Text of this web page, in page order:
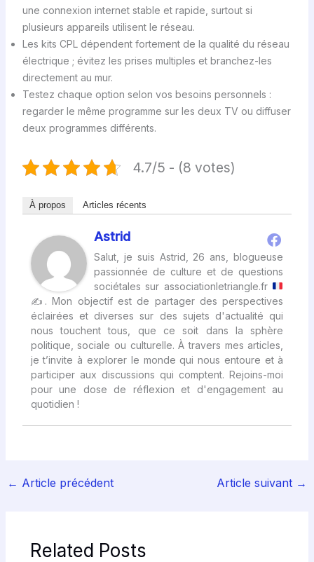
une connexion internet stable et rapide, surtout si
plusieurs appareils utilisent le réseau.
Les kits CPL dépendent fortement de la qualité du réseau
électrique ; évitez les prises multiples et branchez-les
directement au mur.
Testez chaque option selon vos besoins personnels :
regarder le même programme sur les deux TV ou diffuser
deux programmes différents.
4.7/5 - (8 votes)
À propos Articles récents
Astrid
Salut, je suis Astrid, 26 ans, blogueuse
passionnée de culture et de questions
sociétales sur associationletriangle.fr
✍ . Mon objectif est de partager des perspectives
éclairées et diverses sur des sujets d'actualité qui
nous touchent tous, que ce soit dans la sphère
politique, sociale ou culturelle. À travers mes articles,
je t’invite à explorer le monde qui nous entoure et à
participer aux discussions qui comptent. Rejoins-moi
pour une dose de réflexion et d'engagement au
quotidien !
← Article précédent Article suivant →
Related Posts